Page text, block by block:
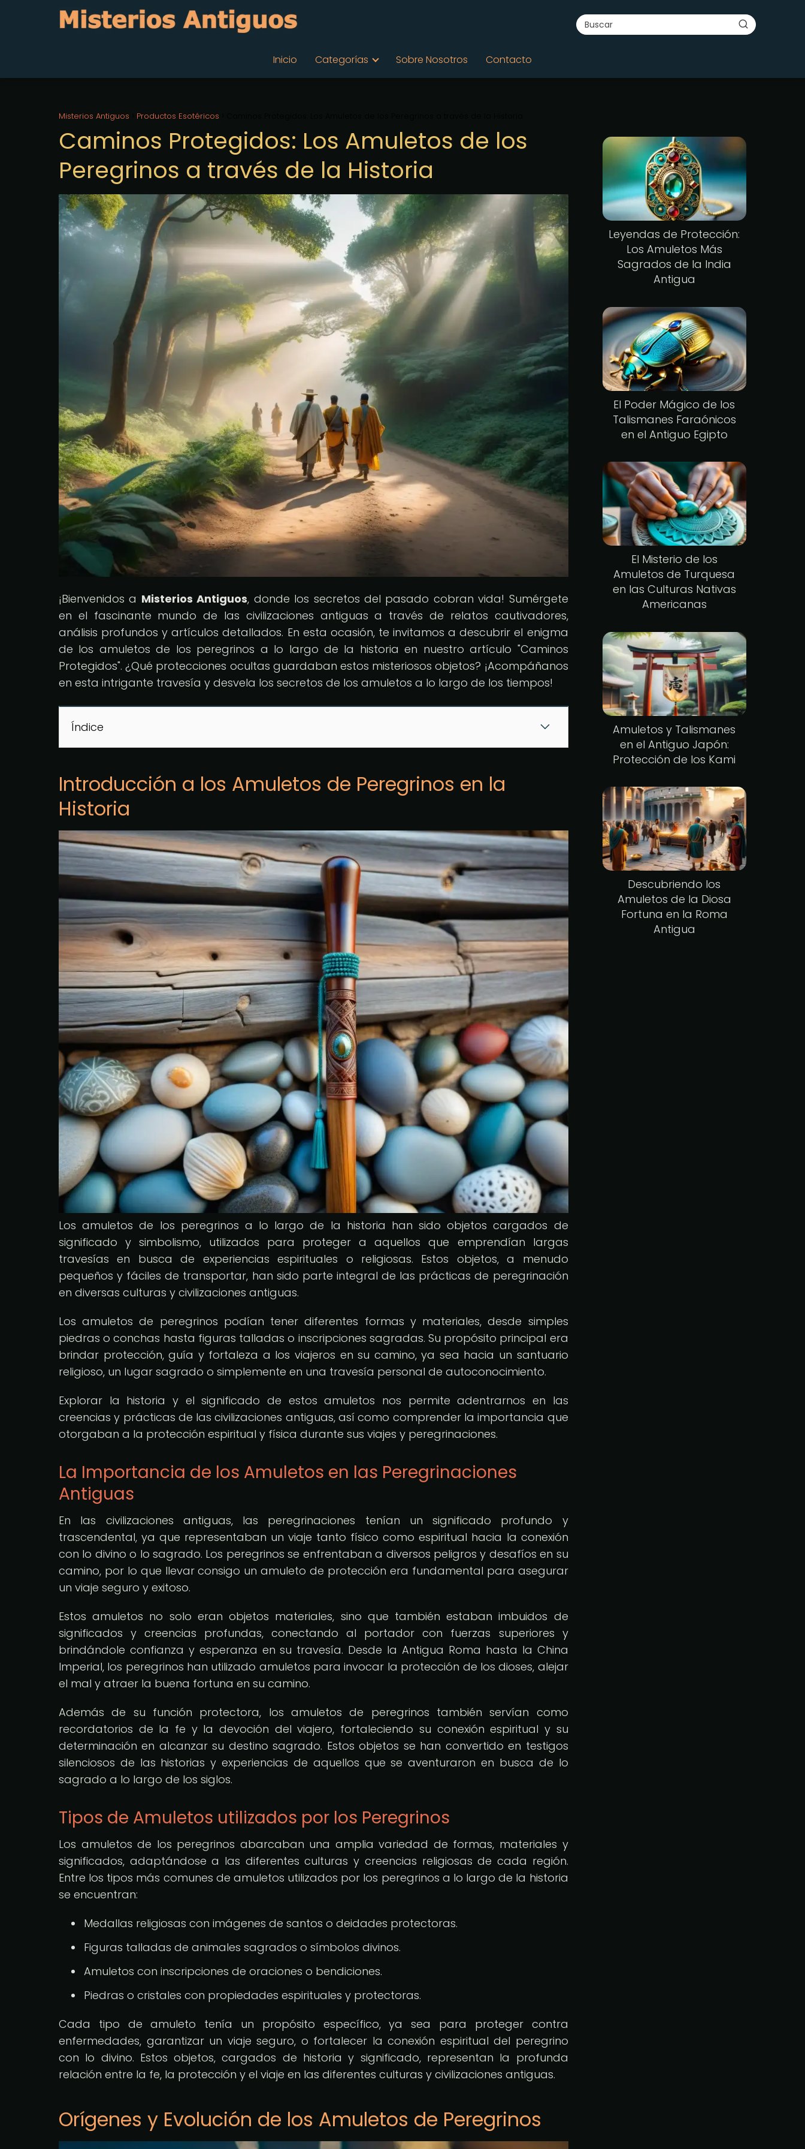
Inicio Categorías Sobre Nosotros Contacto
Misterios Antiguos Productos Esotéricos
Caminos Protegidos: Los Amuletos de los
Peregrinos a través de la Historia
¡Bienvenidos a Misterios Antiguos, donde los secretos del pasado cobran vida! Sumérgete
en el fascinante mundo de las civilizaciones antiguas a través de relatos cautivadores,
análisis profundos y artículos detallados. En esta ocasión, te invitamos a descubrir el enigma
de los amuletos de los peregrinos a lo largo de la historia en nuestro artículo "Caminos
Protegidos". ¿Qué protecciones ocultas guardaban estos misteriosos objetos? ¡Acompáñanos
en esta intrigante travesía y desvela los secretos de los amuletos a lo largo de los tiempos!
Índice
Introducción a los Amuletos de Peregrinos en la
Historia
Los amuletos de los peregrinos a lo largo de la historia han sido objetos cargados de
significado y simbolismo, utilizados para proteger a aquellos que emprendían largas
travesías en busca de experiencias espirituales o religiosas. Estos objetos, a menudo
pequeños y fáciles de transportar, han sido parte integral de las prácticas de peregrinación
en diversas culturas y civilizaciones antiguas.
Los amuletos de peregrinos podían tener diferentes formas y materiales, desde simples
piedras o conchas hasta figuras talladas o inscripciones sagradas. Su propósito principal era
brindar protección, guía y fortaleza a los viajeros en su camino, ya sea hacia un santuario
religioso, un lugar sagrado o simplemente en una travesía personal de autoconocimiento.
Explorar la historia y el significado de estos amuletos nos permite adentrarnos en las
creencias y prácticas de las civilizaciones antiguas, así como comprender la importancia que
otorgaban a la protección espiritual y física durante sus viajes y peregrinaciones.
La Importancia de los Amuletos en las Peregrinaciones
Antiguas
En las civilizaciones antiguas, las peregrinaciones tenían un significado profundo y
trascendental, ya que representaban un viaje tanto físico como espiritual hacia la conexión
con lo divino o lo sagrado. Los peregrinos se enfrentaban a diversos peligros y desafíos en su
camino, por lo que llevar consigo un amuleto de protección era fundamental para asegurar
un viaje seguro y exitoso.
Estos amuletos no solo eran objetos materiales, sino que también estaban imbuidos de
significados y creencias profundas, conectando al portador con fuerzas superiores y
brindándole confianza y esperanza en su travesía. Desde la Antigua Roma hasta la China
Imperial, los peregrinos han utilizado amuletos para invocar la protección de los dioses, alejar
el mal y atraer la buena fortuna en su camino.
Además de su función protectora, los amuletos de peregrinos también servían como
recordatorios de la fe y la devoción del viajero, fortaleciendo su conexión espiritual y su
determinación en alcanzar su destino sagrado. Estos objetos se han convertido en testigos
silenciosos de las historias y experiencias de aquellos que se aventuraron en busca de lo
sagrado a lo largo de los siglos.
Tipos de Amuletos utilizados por los Peregrinos
Los amuletos de los peregrinos abarcaban una amplia variedad de formas, materiales y
significados, adaptándose a las diferentes culturas y creencias religiosas de cada región.
Entre los tipos más comunes de amuletos utilizados por los peregrinos a lo largo de la historia
se encuentran:
Medallas religiosas con imágenes de santos o deidades protectoras.
Figuras talladas de animales sagrados o símbolos divinos.
Amuletos con inscripciones de oraciones o bendiciones.
Piedras o cristales con propiedades espirituales y protectoras.
Cada tipo de amuleto tenía un propósito específico, ya sea para proteger contra
enfermedades, garantizar un viaje seguro, o fortalecer la conexión espiritual del peregrino
con lo divino. Estos objetos, cargados de historia y significado, representan la profunda
relación entre la fe, la protección y el viaje en las diferentes culturas y civilizaciones antiguas.
Orígenes y Evolución de los Amuletos de Peregrinos
Leyendas de Protección:
Los Amuletos Más
Sagrados de la India
Antigua
El Poder Mágico de los
Talismanes Faraónicos
en el Antiguo Egipto
El Misterio de los
Amuletos de Turquesa
en las Culturas Nativas
Americanas
Amuletos y Talismanes
en el Antiguo Japón:
Protección de los Kami
Descubriendo los
Amuletos de la Diosa
Fortuna en la Roma
Antigua